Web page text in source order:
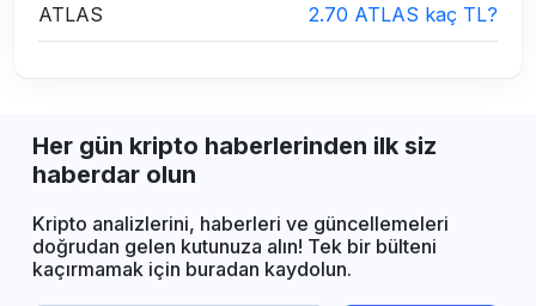
ATLAS 2.70 ATLAS kaç TL?
Her gün kripto haberlerinden ilk siz
haberdar olun
Kripto analizlerini, haberleri ve güncellemeleri
doğrudan gelen kutunuza alın! Tek bir bülteni
kaçırmamak için buradan kaydolun.